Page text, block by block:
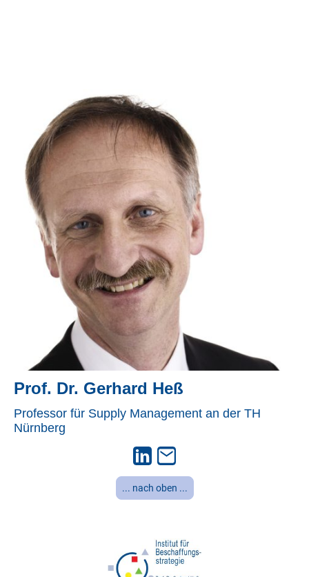
Prof. Dr. Gerhard Heß
Professor für Supply Management an der TH
Nürnberg
... nach oben ...